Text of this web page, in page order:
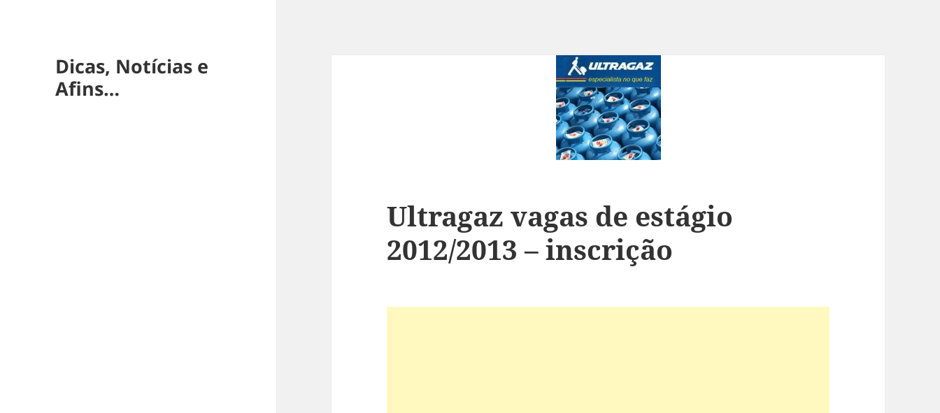
Dicas, Notícias e
Afins…
Ultragaz vagas de estágio
2012/2013 – inscrição